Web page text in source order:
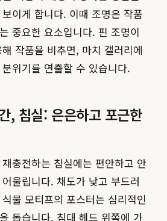
이게 합니다. 이때 조명은 작품
중요한 요소입니다. 핀 조명이
작품을 비추면, 마치 갤러리에
위기를 연출할 수 있습니다.
, 침실: 은은하고 포근한
충전하는 침실에는 편안하고 안
울립니다. 채도가 낮고 부드러
물 모티프의 포스터는 심리적인
돕습니다. 침대 헤드 위쪽에 가